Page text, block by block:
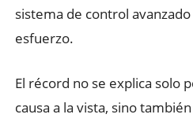
sistema de control
esfuerzo.
El récord no se explica solo
causa a la vista, sino